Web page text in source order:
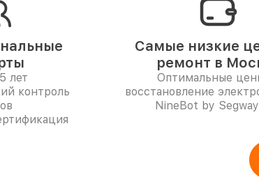
лет
контроль
Самые низкие
ремонт в
Оптимальные
восстановление
NineBot by